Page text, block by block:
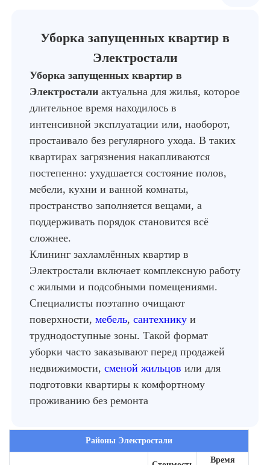
Уборка запущенных квартир в
Электростали
Уборка запущенных квартир в
Электростали актуальна для жилья, которое
длительное время находилось в
интенсивной эксплуатации или, наоборот,
простаивало без регулярного ухода. В таких
квартирах загрязнения накапливаются
постепенно: ухудшается состояние полов,
мебели, кухни и ванной комнаты,
пространство заполняется вещами, а
поддерживать порядок становится всё
сложнее.
Клининг захламлённых квартир в
Электростали включает комплексную работу
с жилыми и подсобными помещениями.
Специалисты поэтапно очищают
поверхности, мебель, сантехнику и
труднодоступные зоны. Такой формат
уборки часто заказывают перед продажей
недвижимости, сменой жильцов или для
подготовки квартиры к комфортному
проживанию без ремонта
Районы Электростали
Время